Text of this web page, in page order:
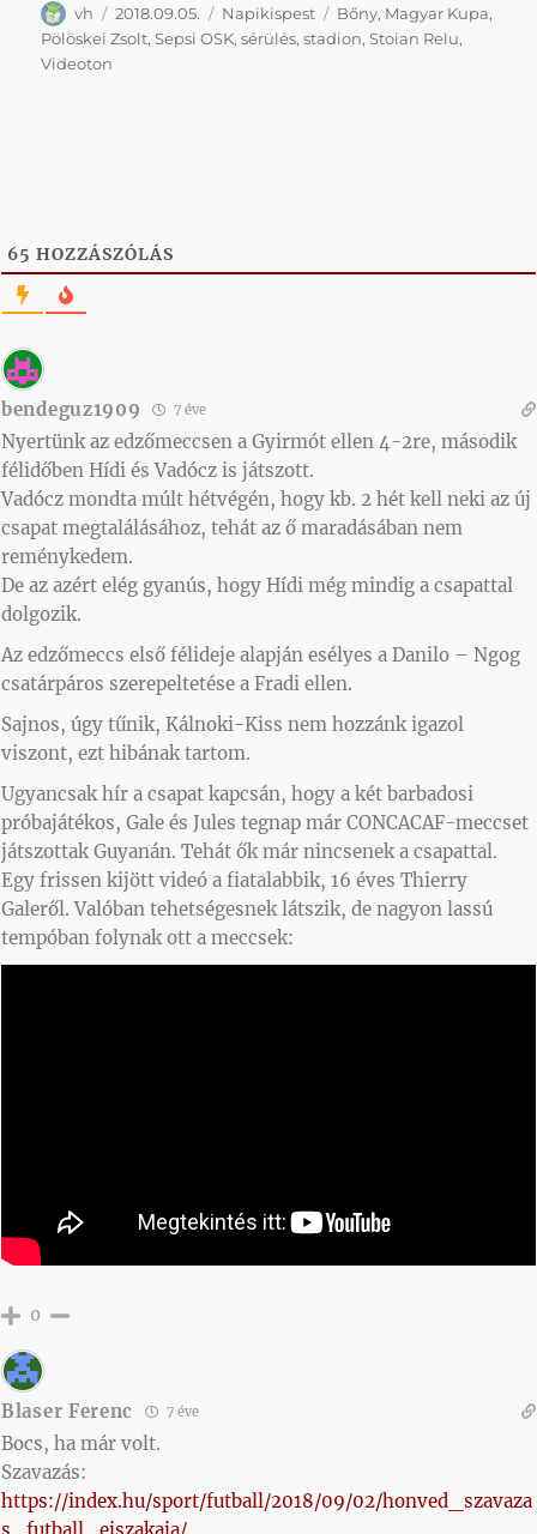
Szerző
vh Közzétéve
2018.09.05. Kategória
Napikispest Címke
Bőny, Magyar Kupa,
Pölöskei Zsolt,Sepsi OSK,sérülés,stadion,Stoian Relu,
Videoton
65 HOZZÁSZÓLÁS
bendeguz1909 7 éve
Nyertünk az edzőmeccsen a Gyirmót ellen 4-2re, második
félidőben Hídi és Vadócz is játszott.
Vadócz mondta múlt hétvégén, hogy kb. 2 hét kell neki az új
csapat megtalálásához, tehát az ő maradásában nem
reménykedem.
De az azért elég gyanús, hogy Hídi még mindig a csapattal
dolgozik.
Az edzőmeccs első félideje alapján esélyes a Danilo – Ngog
csatárpáros szerepeltetése a Fradi ellen.
Sajnos, úgy tűnik, Kálnoki-Kiss nem hozzánk igazol
viszont, ezt hibának tartom.
Ugyancsak hír a csapat kapcsán, hogy a két barbadosi
próbajátékos, Gale és Jules tegnap már CONCACAF-meccset
játszottak Guyanán. Tehát ők már nincsenek a csapattal.
Egy frissen kijött videó a fiatalabbik, 16 éves Thierry
Galeről. Valóban tehetségesnek látszik, de nagyon lassú
tempóban folynak ott a meccsek:
0
Blaser Ferenc 7 éve
Bocs, ha már volt.
Szavazás:
https://index.hu/sport/futball/2018/09/02/honved_szavaza